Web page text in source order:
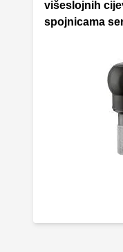
višeslojnih
spojnicama